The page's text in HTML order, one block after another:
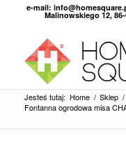
e-mail:
Malinowskiego 12,
Jesteś tutaj: Home / Sklep /
Fontanna ogrodowa misa